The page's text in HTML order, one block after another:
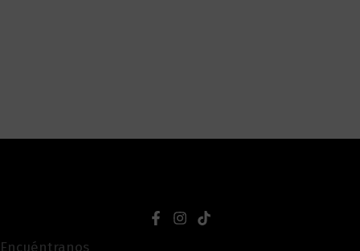
Encuéntranos